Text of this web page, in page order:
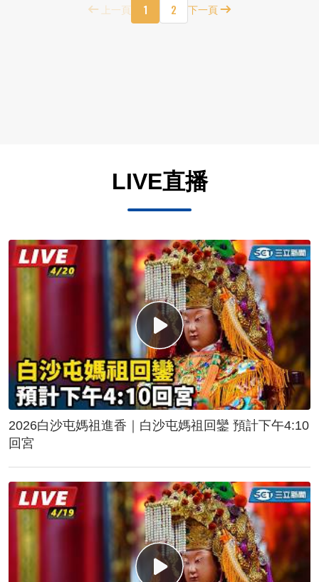
上一頁 1 2 下一頁
LIVE直播
2026白沙屯媽祖進香｜白沙屯媽祖回鑾 預計下午4:10
回宮